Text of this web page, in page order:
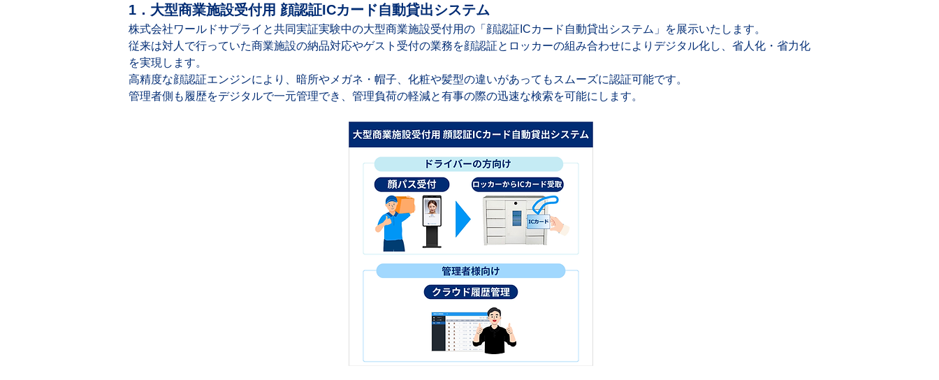
1．大型商業施設受付用 顔認証ICカード自動貸出システム
株式会社ワールドサプライと共同実証実験中の大型商業施設受付用の「顔認証ICカード自動貸出システム」を展示いたします。
従来は対人で行っていた商業施設の納品対応やゲスト受付の業務を顔認証とロッカーの組み合わせによりデジタル化し、省人化・省力化
を実現します。
高精度な顔認証エンジンにより、暗所やメガネ・帽子、化粧や髪型の違いがあってもスムーズに認証可能です。
管理者側も履歴をデジタルで一元管理でき、管理負荷の軽減と有事の際の迅速な検索を可能にします。